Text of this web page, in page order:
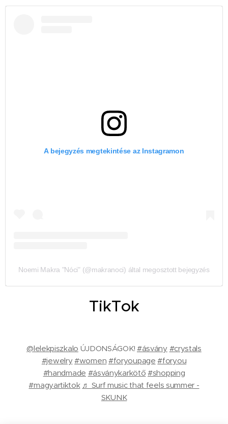
A bejegyzés megtekintése az Instagramon
Noemi Makra "Nóci" (@makranoci) által megosztott bejegyzés
TikTok
@lelekpiszkalo ÚJDONSÁGOK! #ásvány #crystals
#jewelry #women #foryoupage #foryou
#handmade #ásványkarkötő #shopping
#magyartiktok ♬ Surf music that feels summer -
SKUNK